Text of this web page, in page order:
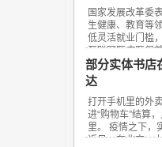
国家发展改革委
生健康、教育等
低灵活就业门槛
互联网医疗医保
部分实体书店
达
打开手机里的外
进“购物车”结算
里。 疫情之下，
近日，在北京、